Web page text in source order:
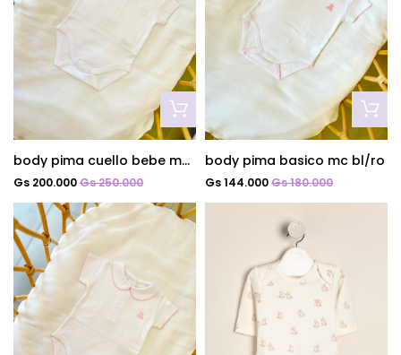
body pima cuello bebe mc bl
Gs 200.000Gs 250.000
body pima basico mc bl/ro
Gs 144.000Gs 180.000